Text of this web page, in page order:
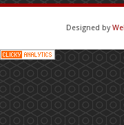
Designed by